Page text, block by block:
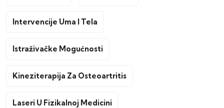
Intervencije Uma I Tela
Istraživačke Mogućnosti
Kineziterapija Za Osteoartritis
Laseri U Fizikalnoj Medicini